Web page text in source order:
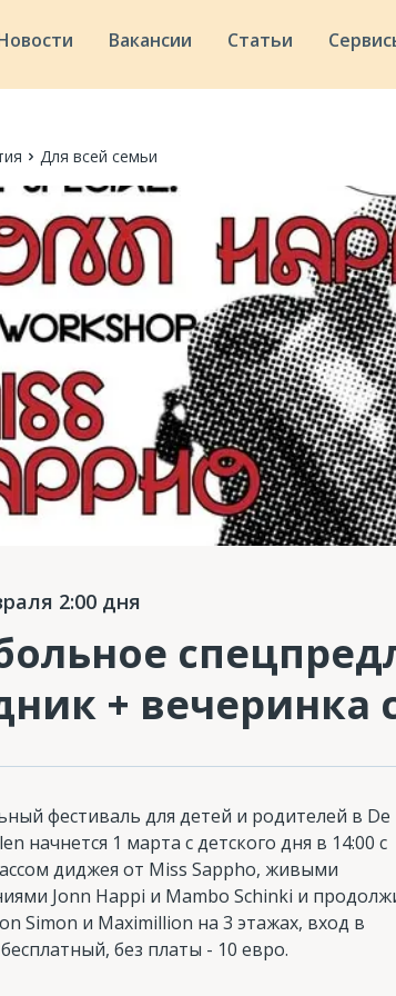
Вакансии Статьи
Для всей семьи
2:00 дня
+ вечеринка
фестиваль для детей и родителей в De
начнется 1 марта с детского дня в 14:00 с
диджея от Miss Sappho, живыми
Jonn Happi и Mambo Schinki и
Simon и Maximillion на 3 этажах, вход в
без платы - 10 евро.